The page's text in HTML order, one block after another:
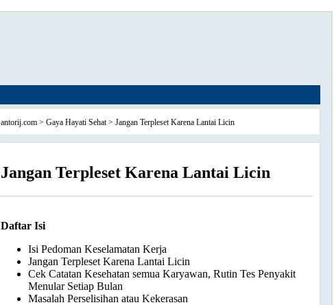
antorij.com >Gaya Hayati Sehat> Jangan Terpleset Karena Lantai Licin
Jangan Terpleset Karena Lantai Licin
Daftar Isi
Isi Pedoman Keselamatan Kerja
Jangan Terpleset Karena Lantai Licin
Cek Catatan Kesehatan semua Karyawan, Rutin Tes Penyakit
Menular Setiap Bulan
Masalah Perselisihan atau Kekerasan